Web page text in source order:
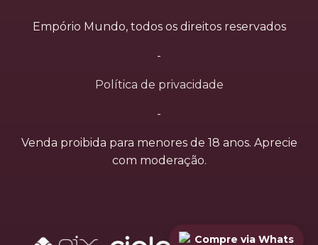
Empório Mundo, todos os direitos reservados
-
Política de privacidade
-
Venda proibida para menores de 18 anos. Aprecie
com moderação.
Compre via Whats